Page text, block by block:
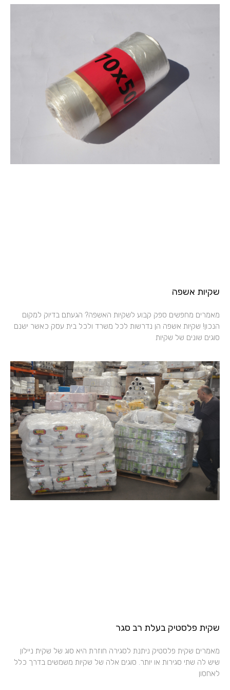
שקיות אשפה
מאמרים מחפשים ספק קבוע לשקיות האשפה? הגעתם בדיוק למקום
הנכון! שקיות אשפה הן נדרשות לכל משרד ולכל בית עסק כאשר ישנם
סוגים שונים של שקיות
שקית פלסטיק בעלת רב סגר
מאמרים שקית פלסטיק ניתנת לסגירה חוזרת היא סוג של שקית ניילון
שיש לה שתי סגירות או יותר. סוגים אלה של שקיות משמשים בדרך כלל
לאחסון